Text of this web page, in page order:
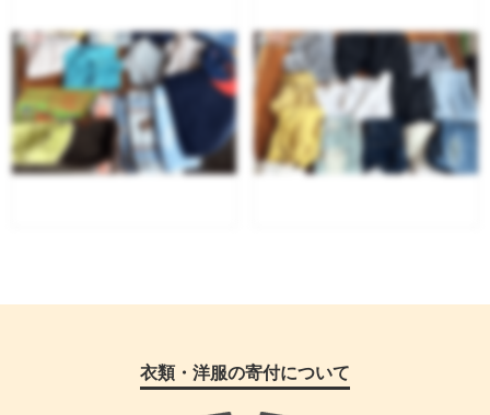
衣類・洋服の寄付について